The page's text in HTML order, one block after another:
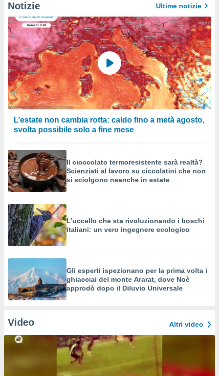
Notizie Ultime notizie
L’estate non cambia rotta: caldo fino a metà agosto,
svolta possibile solo a fine mese
Il cioccolato termoresistente sarà realtà?
Scienziati al lavoro su ciccolatini che non
si sciolgono neanche in estate
L’uccello che sta rivoluzionando i boschi
italiani: un vero ingegnere ecologico
Gli esperti ispezionano per la prima volta i
ghiacciai del monte Ararat, dove Noè
approdò dopo il Diluvio Universale
Video Altri video